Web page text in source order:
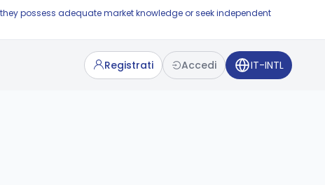
possess adequate market knowledge or seek independent
Registrati Accedi IT-INTL